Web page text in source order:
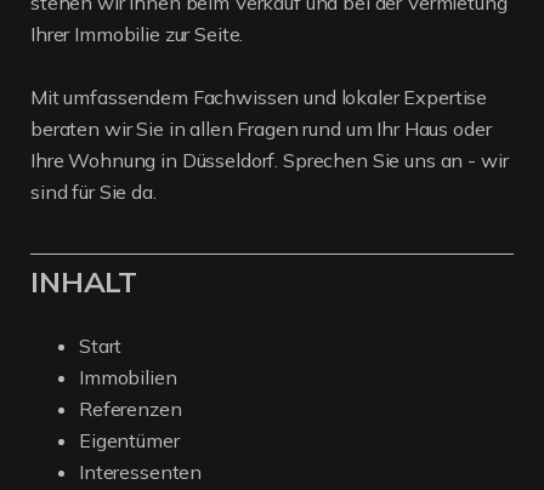
Ihrer Immobilie zur Seite.
Mit umfassendem Fachwissen und lokaler Expertise
beraten wir Sie in allen Fragen rund um Ihr Haus oder
Ihre Wohnung in Düsseldorf. Sprechen Sie uns an - wir
sind für Sie da.
INHALT
Start
Immobilien
Referenzen
Eigentümer
Interessenten